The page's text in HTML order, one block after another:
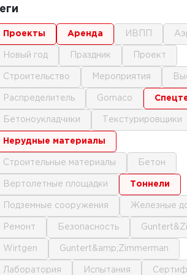
проекты аренда ИВПП
новый год праздник проект
строительство мероприятия
распределитель gomaco
бетоноукладчики текстурировщики
нерудные материалы
строительные материалы бетон
вертолетные площадки тоннели
подземные сооружения железные
ремонт безопасность
Wirtgen Guntert&amp;Zimmerman
лаборатория испытания